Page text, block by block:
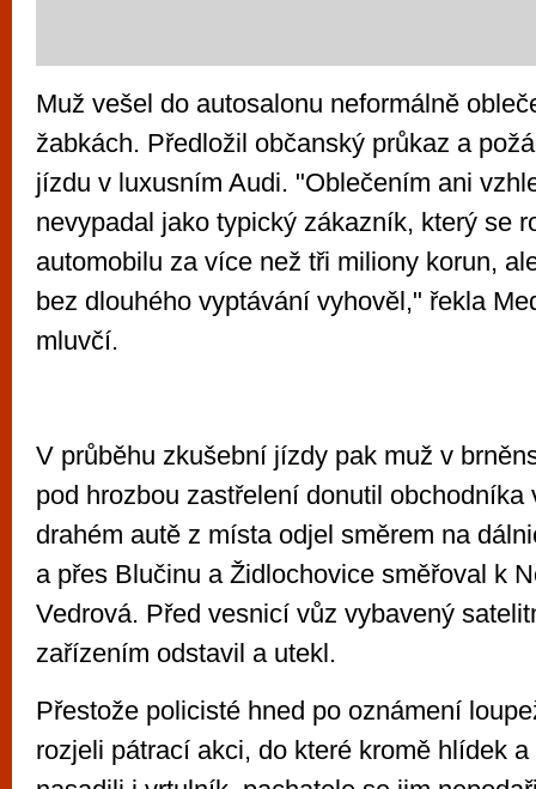
Muž vešel do autosalonu neformálně
žabkách. Předložil občanský průkaz a
jízdu v luxusním Audi. "Oblečením ani
nevypadal jako typický zákazník, který se
automobilu za více než tři miliony korun,
bez dlouhého vyptávání vyhověl," řekla
mluvčí.
V průběhu zkušební jízdy pak muž v
pod hrozbou zastřelení donutil obchodníka
drahém autě z místa odjel směrem na
a přes Blučinu a Židlochovice směřoval k
Vedrová. Před vesnicí vůz vybavený
zařízením odstavil a utekl.
Přestože policisté hned po oznámení
rozjeli pátrací akci, do které kromě hlídek